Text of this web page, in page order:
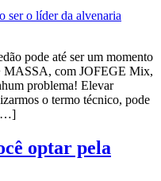
pode até ser um momento
MASSA, com JOFEGE Mix,
problema! Elevar
o termo técnico, pode
[…]
optar pela